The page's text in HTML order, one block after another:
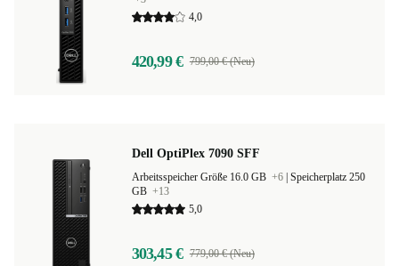
4,0
420,99 € 799,00 € (Neu)
Dell OptiPlex 7090 SFF
Arbeitsspeicher Größe 16.0 GB +6 Speicherplatz 250
GB +13
5,0
303,45 € 779,00 € (Neu)